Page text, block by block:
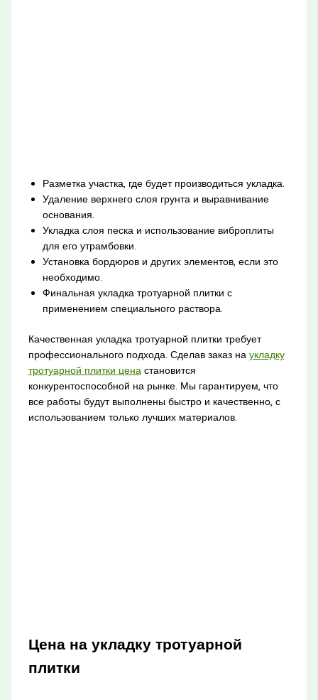
Разметка участка, где будет производиться укладка.
Удаление верхнего слоя грунта и выравнивание
основания.
Укладка слоя песка и использование виброплиты
для его утрамбовки.
Установка бордюров и других элементов, если это
необходимо.
Финальная укладка тротуарной плитки с
применением специального раствора.
Качественная укладка тротуарной плитки требует
профессионального подхода. Сделав заказ на укладку
тротуарной плитки ценастановится
конкурентоспособной на рынке. Мы гарантируем, что
все работы будут выполнены быстро и качественно, с
использованием только лучших материалов.
Цена на укладку тротуарной
плитки